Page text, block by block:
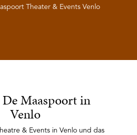
Theater & Events Venlo
Maaspoort in
Venlo
& Events in Venlo und das